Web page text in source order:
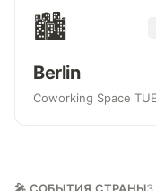
🏙
Berlin